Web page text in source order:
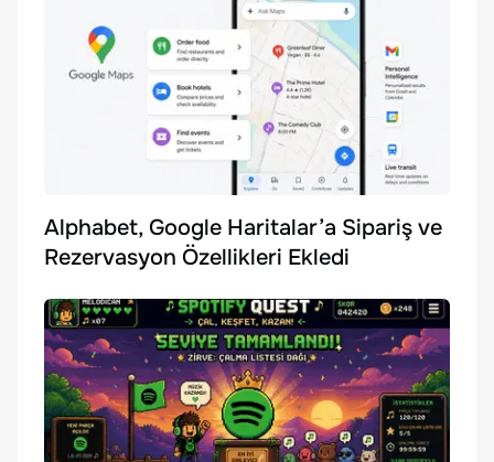
Alphabet, Google Haritalar’a Sipariş ve
Rezervasyon Özellikleri Ekledi